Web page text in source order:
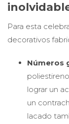
Para esta
decorativos
Números
lograr un
un
lacado